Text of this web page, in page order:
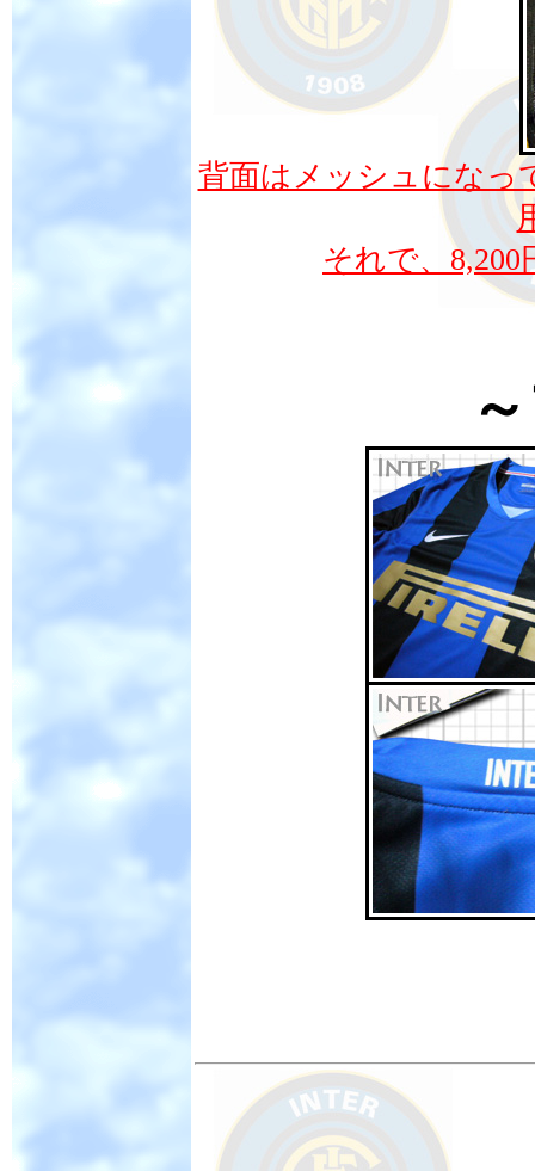
背面はメッシュになっ
それで、